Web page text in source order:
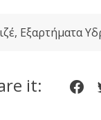
, Εξαρτήματα
it: